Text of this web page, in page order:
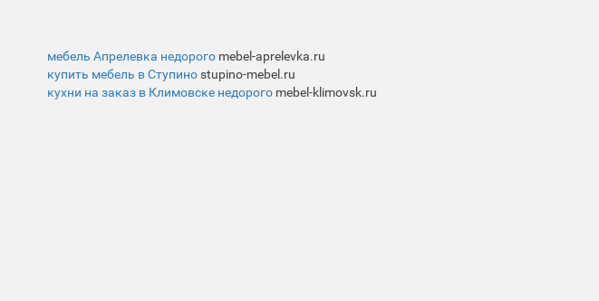
мебель Апрелевка недорого mebel-aprelevka.ru
купить мебель в Ступиноstupino-mebel.ru
кухни на заказ в Климовске недорого mebel-klimovsk.ru